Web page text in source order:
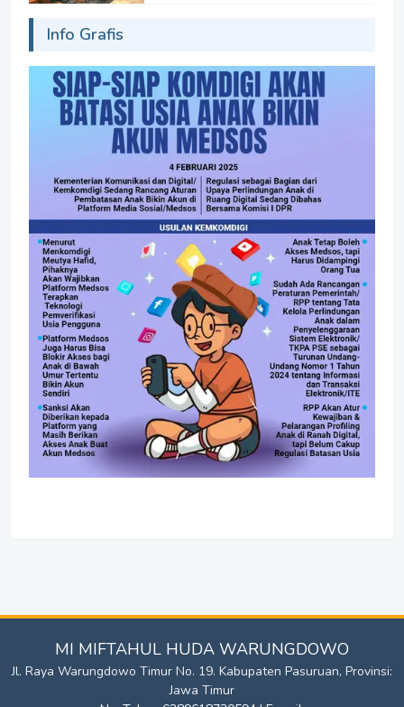
Info Grafis
MI MIFTAHUL HUDA WARUNGDOWO
Jl. Raya Warungdowo Timur No. 19. Kabupaten Pasuruan, Provinsi:
Jawa Timur